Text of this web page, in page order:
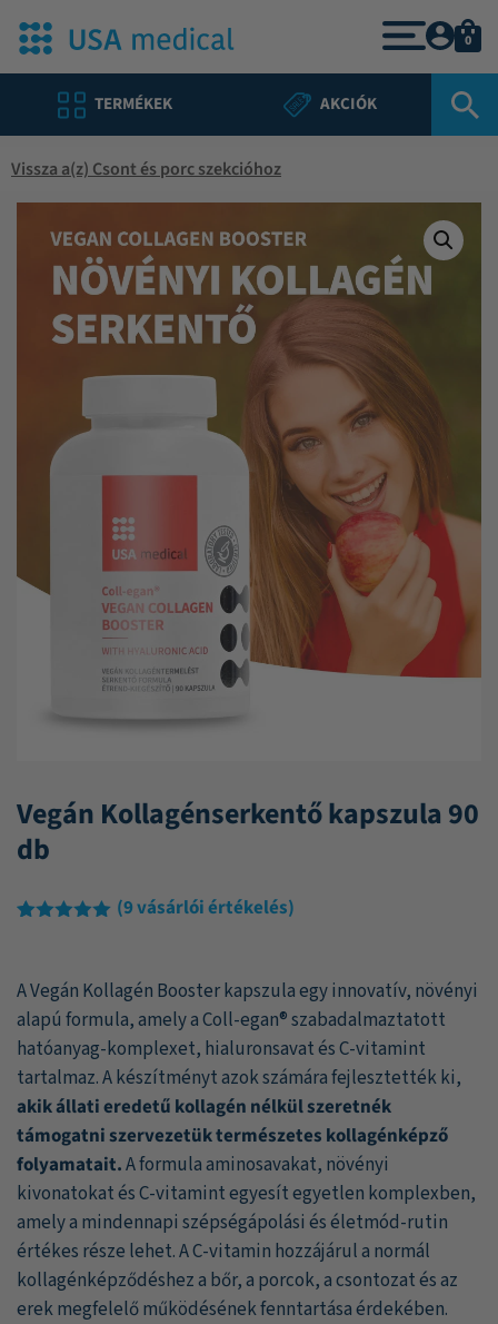
TERMÉKEK AKCIÓK
0
Vissza a(z) Csont és porc szekcióhoz
Vegán Kollagénserkentő kapszula 90
db
értékelés
alapján
(9vásárlói értékelés)
A Vegán Kollagén Booster kapszula egy innovatív, növényi
alapú formula, amely a Coll-egan® szabadalmaztatott
hatóanyag-komplexet, hialuronsavat és C-vitamint
tartalmaz. A készítményt azok számára fejlesztették ki,
akik állati eredetű kollagén nélkül szeretnék
támogatni szervezetük természetes kollagénképző
folyamatait.A formula aminosavakat, növényi
kivonatokat és C-vitamint egyesít egyetlen komplexben,
amely a mindennapi szépségápolási és életmód-rutin
értékes része lehet. A C-vitamin hozzájárul a normál
kollagénképződéshez a bőr, a porcok, a csontozat és az
erek megfelelő működésének fenntartása érdekében.